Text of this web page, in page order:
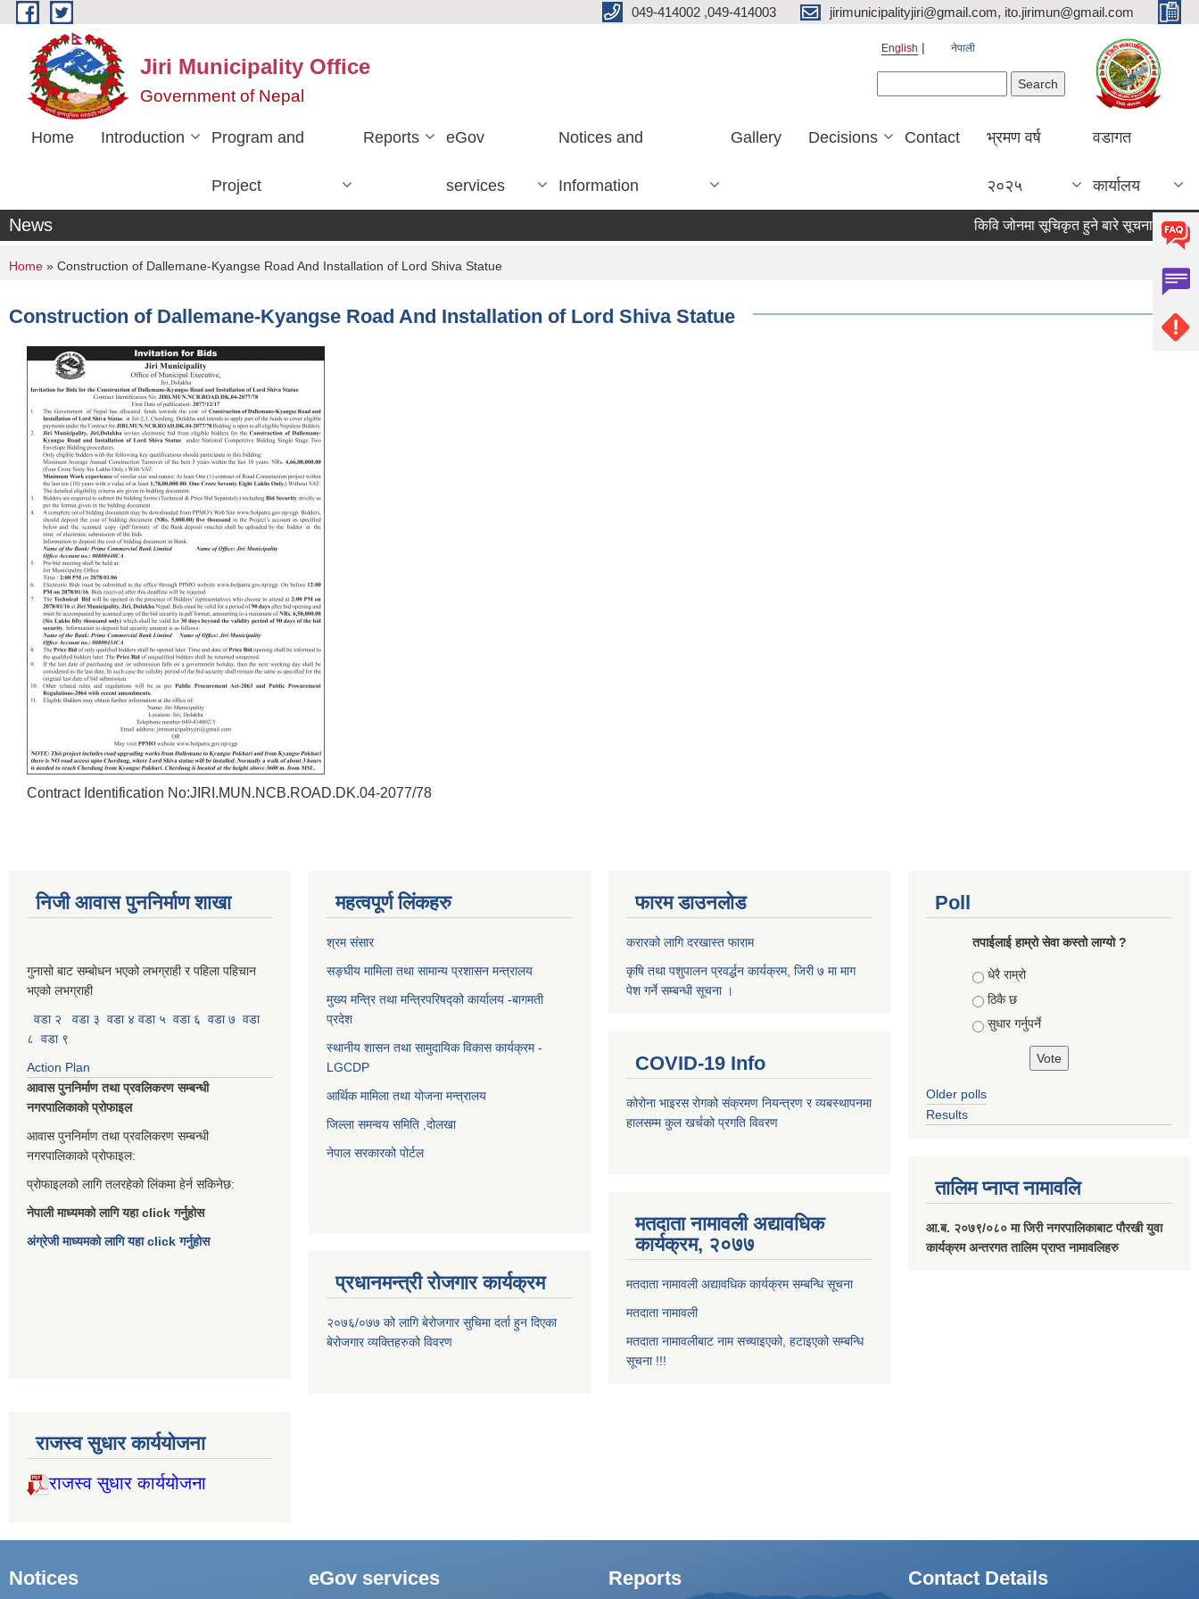
Skip to main content 049-414002 ,049-414003 jirimunicipalityjiri@gmail.com, ito.jirimun@gmail.com
Jiri Municipality Office
Government of Nepal
English नेपाली
Home Introduction Program and
Project
Reports eGov
services
Notices and
Information
Gallery Decisions Contact भ्रमण वर्ष
२०२५
वडागत
कार्यालय
News किवि जोनमा सूचिकृत हुने बारे सूचना।
You are here
Home » Construction of Dallemane-Kyangse Road And Installation of Lord Shiva Statue
Construction of Dallemane-Kyangse Road And Installation of Lord Shiva Statue
Contract Identification No:JIRI.MUN.NCB.ROAD.DK.04-2077/78
निजी आवास पुननिर्माण शाखा
गुनासो बाट सम्बोधन भएको लभग्राही र पहिला पहिचान
भएको लभग्राही
वडा २
वडा ३ वडा ४ वडा ५ वडा ६ वडा ७ वडा
८ वडा ९
Action Plan
आवास पुननिर्माण तथा प्रवलिकरण सम्बन्धी
नगरपालिकाको प्रोफाइल
आवास पुननिर्माण तथा प्रवलिकरण सम्बन्धी
नगरपालिकाको प्रोफाइल:
प्रोफाइलको लागि तलरहेको लिंकमा हेर्न सकिनेछ:
नेपाली माध्यमको लागि यहा click गर्नुहोस
अंग्रेजी माध्यमको लागि यहा click गर्नुहोस
महत्वपूर्ण लिंकहरु
श्रम संसार
सङ्घीय मामिला तथा सामान्य प्रशासन मन्त्रालय
मुख्य मन्त्रि तथा मन्त्रिपरिषद्को कार्यालय -बागमती
प्रदेश
स्थानीय शासन तथा सामुदायिक विकास कार्यक्रम -
LGCDP
आर्थिक मामिला तथा योजना मन्त्रालय
जिल्ला समन्वय समिति ,दोलखा
नेपाल सरकारको पोर्टल
प्रधानमन्त्री रोजगार कार्यक्रम
२०७६/०७७ को लागि बेरोजगार सुचिमा दर्ता हुन दिएका
बेरोजगार व्यक्तिहरुको विवरण
फारम डाउनलोड
करारको लागि दरखास्त फाराम
कृषि तथा पशुपालन प्रवर्द्धन कार्यक्रम, जिरी ७ मा माग
पेश गर्ने सम्बन्धी सूचना ।
COVID-19 Info
कोरोना भाइरस रोगको संक्रमण नियन्त्रण र व्यबस्थापनमा
हालसम्म कुल खर्चको प्रगति विवरण
मतदाता नामावली अद्यावधिक
कार्यक्रम, २०७७
मतदाता नामावली अद्यावधिक कार्यक्रम सम्बन्धि सूचना
मतदाता नामावली
मतदाता नामावलीबाट नाम सच्याइएको, हटाइएको सम्बन्धि
सूचना !!!
Poll
तपाईलाई हाम्रो सेवा कस्तो लाग्यो ?
Choices
धेरै राम्रो
ठिकै छ
सुधार गर्नुपर्ने
Older polls
Results
तालिम प्नाप्त नामावलि
आ.ब. २०७९/०८० मा जिरी नगरपालिकाबाट पौरखी युवा
कार्यक्रम अन्तरगत तालिम प्राप्त नामावलिहरु
राजस्व सुधार कार्ययोजना
राजस्व सुधार कार्ययोजना
Notices eGov services Reports Contact Details